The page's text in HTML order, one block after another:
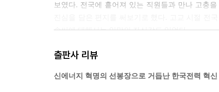
보였다. 전국에 흩어져 있는 직원들과 만나 고충
솜씨에 대해서는 일말의 자신감도 있었다.
태어나 명절 때마다 할아버지 손을 잡고 성묘하
을 만한 내용들을 꾸준히 편지에 담아 보냈다. 직
출판사 리뷰
신에너지 혁명의 선봉장으로 거듭난 한국전력 혁